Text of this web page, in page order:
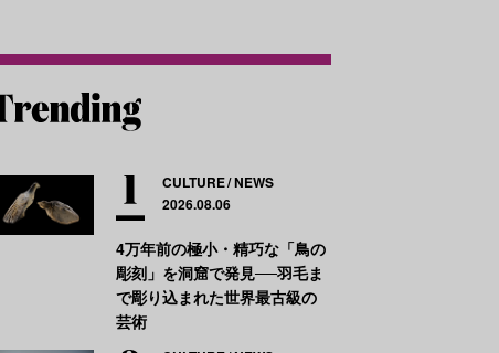
CULTURE NEWS
2026.08.06
4万年前の極小・精巧な「鳥の
彫刻」を洞窟で発見──羽毛ま
で彫り込まれた世界最古級の
芸術